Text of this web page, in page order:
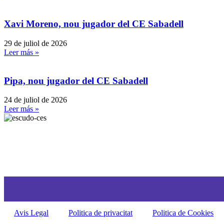
Xavi Moreno, nou jugador del CE Sabadell
29 de juliol de 2026
Leer más »
Pipa, nou jugador del CE Sabadell
24 de juliol de 2026
Leer más »
Avis Legal Politica de privacitat Politica de Cookies